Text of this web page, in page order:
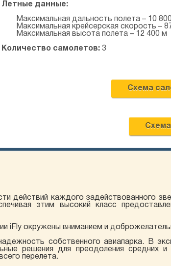
Летные данные:
Максимальная дальность полета – 10
Максимальная крейсерская скорость –
Максимальная высота полета – 12 400 м
Количество самолетов: 3
Схема
Схема
действий каждого задействованного
этим высокий класс
iFly окружены вниманием и
собственного авиапарка. В
решения для преодоления средних и
перелета.